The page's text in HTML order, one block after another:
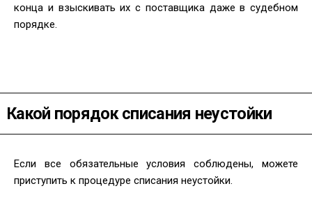
конца и взыскивать их с поставщика даже в судебном
порядке.
Какой порядок списания неустойки
Если все обязательные условия соблюдены, можете
приступить к процедуре списания неустойки.